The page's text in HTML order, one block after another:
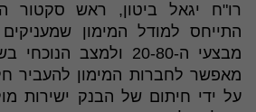
רו"ח יגאל ביטון, ראש סקטור
התייחס למודל המימון
מבצעי ה-20-80 ולמצב
מאפשר לחברות המימון להעביר
על ידי חיתום של הבנק ישירות